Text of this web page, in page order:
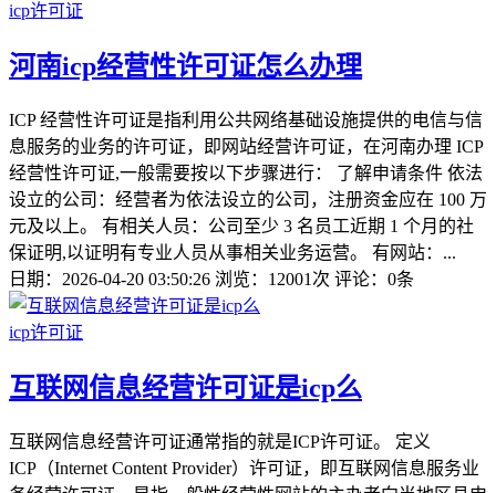
icp许可证
河南icp经营性许可证怎么办理
ICP 经营性许可证是指利用公共网络基础设施提供的电信与信
息服务的业务的许可证，即网站经营许可证，在河南办理 ICP
经营性许可证,一般需要按以下步骤进行： 了解申请条件 依法
设立的公司：经营者为依法设立的公司，注册资金应在 100 万
元及以上。 有相关人员：公司至少 3 名员工近期 1 个月的社
保证明,以证明有专业人员从事相关业务运营。 有网站：...
日期：2026-04-20 03:50:26 浏览：12001次 评论：0条
icp许可证
互联网信息经营许可证是icp么
互联网信息经营许可证通常指的就是ICP许可证。 定义
ICP（Internet Content Provider）许可证，即互联网信息服务业